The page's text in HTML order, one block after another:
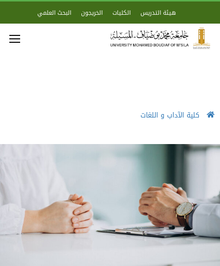
هيئة التدريس الكليات الخريجون البحث العلمي
كلية الآداب و اللغات